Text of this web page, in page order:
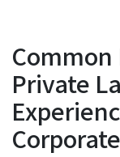
Statistics
Private